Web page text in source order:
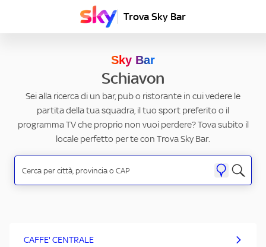
Trova Sky Bar
Sky Bar
Schiavon
Sei alla ricerca di un bar, pub o ristorante in cui vedere le
partita della tua squadra, il tuo sport preferito o il
programma TV che proprio non vuoi perdere? Tova subito il
locale perfetto per te con Trova Sky Bar.
CAFFE' CENTRALE